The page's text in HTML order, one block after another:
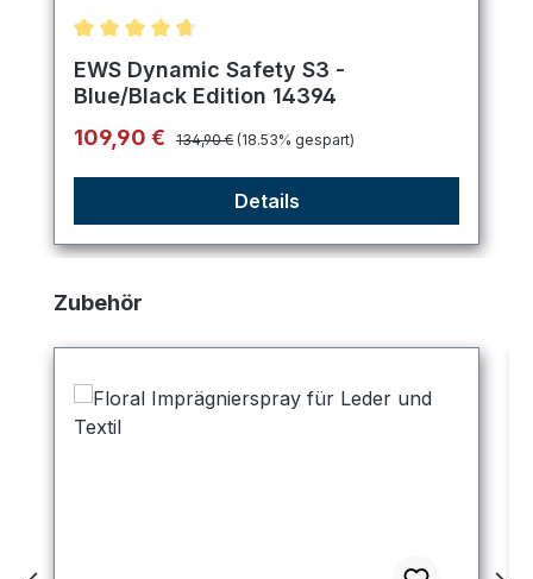
Durchschnittliche Bewertung von 4.75 von 5
EWS Dynamic Safety S3 -
Blue/Black Edition 14394
Verkaufspreis:
109,90 € Regulärer Preis:
134,90 € (18.53% gespart)
Details
Produktgalerie überspringen
Zubehör